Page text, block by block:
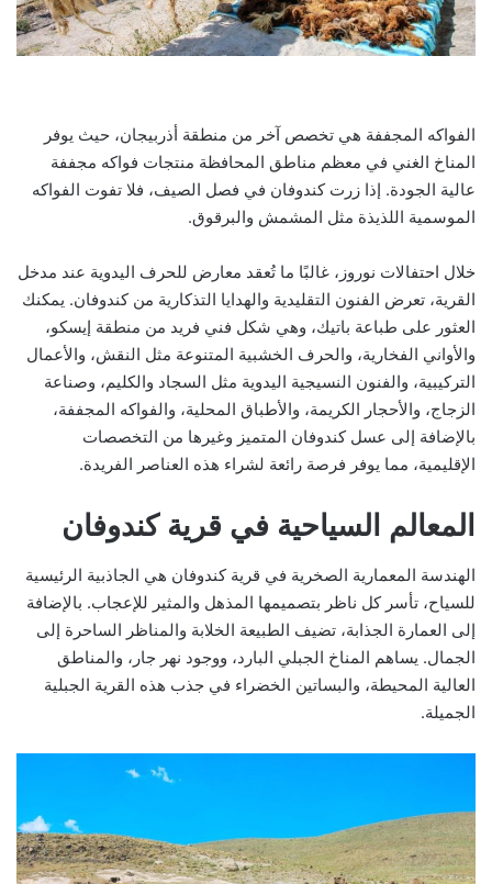
الفواكه المجففة هي تخصص آخر من منطقة أذربيجان، حيث يوفر
المناخ الغني في معظم مناطق المحافظة منتجات فواكه مجففة
عالية الجودة. إذا زرت كندوفان في فصل الصيف، فلا تفوت الفواكه
الموسمية اللذيذة مثل المشمش والبرقوق.
خلال احتفالات نوروز، غالبًا ما تُعقد معارض للحرف اليدوية عند مدخل
القرية، تعرض الفنون التقليدية والهدايا التذكارية من كندوفان. يمكنك
العثور على طباعة باتيك، وهي شكل فني فريد من منطقة إيسكو،
والأواني الفخارية، والحرف الخشبية المتنوعة مثل النقش، والأعمال
التركيبية، والفنون النسيجية اليدوية مثل السجاد والكليم، وصناعة
الزجاج، والأحجار الكريمة، والأطباق المحلية، والفواكه المجففة،
بالإضافة إلى عسل كندوفان المتميز وغيرها من التخصصات
الإقليمية، مما يوفر فرصة رائعة لشراء هذه العناصر الفريدة.
المعالم السياحية في قرية كندوفان
الهندسة المعمارية الصخرية في قرية كندوفان هي الجاذبية الرئيسية
للسياح، تأسر كل ناظر بتصميمها المذهل والمثير للإعجاب. بالإضافة
إلى العمارة الجذابة، تضيف الطبيعة الخلابة والمناظر الساحرة إلى
الجمال. يساهم المناخ الجبلي البارد، ووجود نهر جار، والمناطق
العالية المحيطة، والبساتين الخضراء في جذب هذه القرية الجبلية
الجميلة.